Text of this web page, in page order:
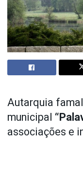
Autarquia
municipal
associações e